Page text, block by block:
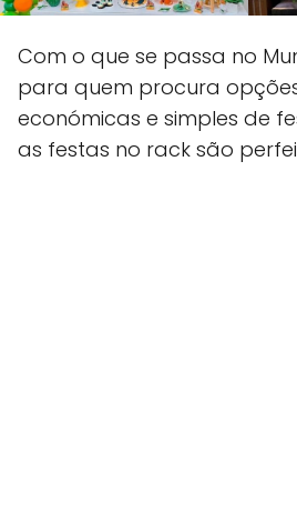
Com o que se passa no
para quem procura
económicas e simples de
as festas no rack são